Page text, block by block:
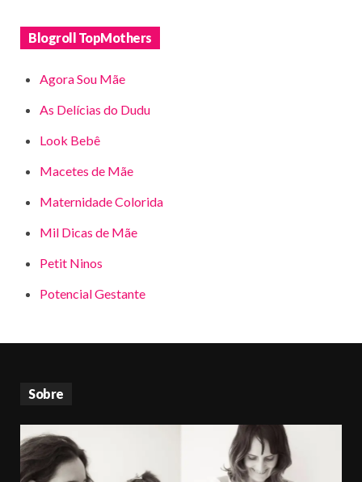
Blogroll TopMothers
Agora Sou Mãe
As Delícias do Dudu
Look Bebê
Macetes de Mãe
Maternidade Colorida
Mil Dicas de Mãe
Petit Ninos
Potencial Gestante
Sobre